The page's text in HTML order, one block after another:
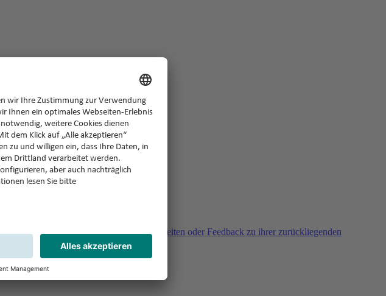
Sie haben Fragen, Unklarheiten oder Feedback zu ihrer zurückliegenden
Buchung?